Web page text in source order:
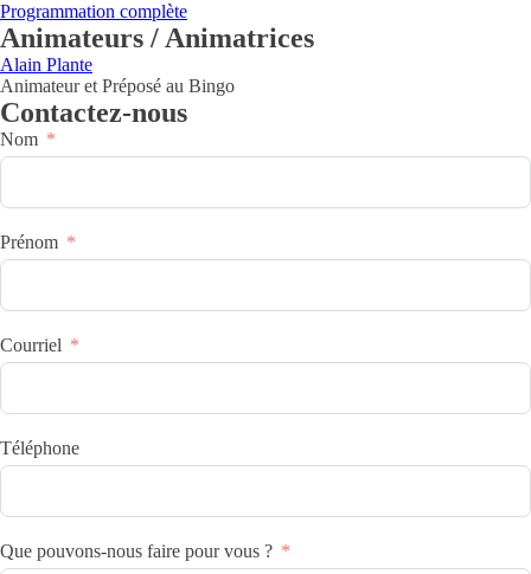
Programmation complète
Animateurs / Animatrices
Alain Plante
Animateur et Préposé au Bingo
Contactez-nous
Nom
Prénom
Courriel
Téléphone
Que pouvons-nous faire pour vous ?